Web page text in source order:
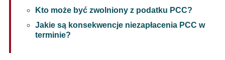
Kto może być zwolniony z podatku PCC?
Jakie są konsekwencje niezapłacenia PCC w
terminie?